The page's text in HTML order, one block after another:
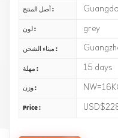
أصل المنتج :
لون : grey
ميناء الشحن :
مهلة : 15 days
وزن :
Price :